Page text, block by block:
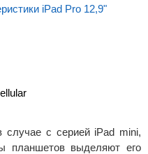
iPad Pro 12,9"
случае с серией iPad mini,
планшетов выделяют его